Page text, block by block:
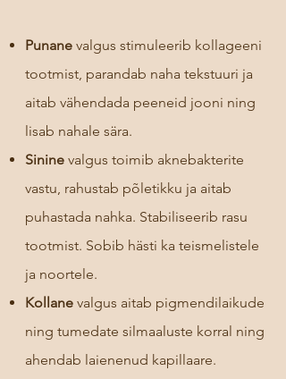
Punane valgus stimuleerib kollageeni
tootmist, parandab naha tekstuuri ja
aitab vähendada peeneid jooni ning
lisab nahale sära.
Sinine valgus toimib aknebakterite
vastu, rahustab põletikku ja aitab
puhastada nahka. Stabiliseerib rasu
tootmist. Sobib hästi ka teismelistele
ja noortele.
Kollane valgus aitab pigmendilaikude
ning tumedate silmaaluste korral ning
ahendab laienenud kapillaare.